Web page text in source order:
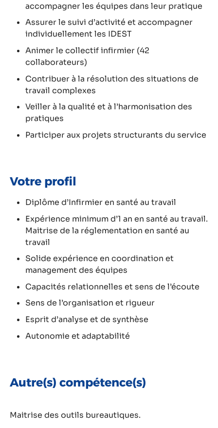
accompagner les équipes dans leur pratique
Assurer le suivi d’activité et accompagner
individuellement les IDEST
Animer le collectif infirmier (42
collaborateurs)
Contribuer à la résolution des situations de
travail complexes
Veiller à la qualité et à l’harmonisation des
pratiques
Participer aux projets structurants du service
Votre profil
Diplôme d’Infirmier en santé au travail
Expérience minimum d’1 an en santé au travail.
Maitrise de la réglementation en santé au
travail
Solide expérience en coordination et
management des équipes
Capacités relationnelles et sens de l’écoute
Sens de l’organisation et rigueur
Esprit d’analyse et de synthèse
Autonomie et adaptabilité
Autre(s) compétence(s)
Maitrise des outils bureautiques.